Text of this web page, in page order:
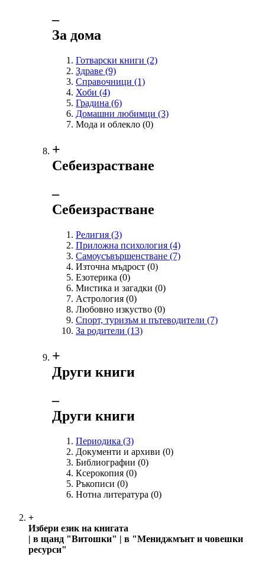
‒
За дома
Готварски книги (2)
Здраве (9)
Справочници (1)
Хоби (4)
Градина (6)
Домашни любимци (3)
Мода и облекло (0)
+
Себеизрастване
‒
Себеизрастване
Религия (3)
Приложна психология (4)
Самоусъвършенстване (7)
Източна мъдрост (0)
Езотерика (0)
Мистика и загадки (0)
Астрология (0)
Любовно изкуство (0)
Спорт, туризъм и пътеводители (7)
За родители (13)
+
Други книги
‒
Други книги
Периодика (3)
Документи и архиви (0)
Библиографии (0)
Ксерокопия (0)
Ръкописи (0)
Нотна литература (0)
+
Избери език на книгата
| в щанд "Витошки" | в "Мениджмънт и човешки
ресурси"